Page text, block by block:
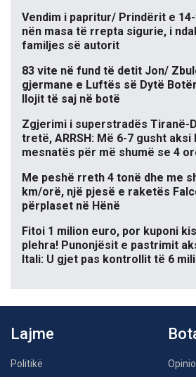
Vendim i papritur/ Prindërit e
nën masa të rrepta sigurie, i
familjes së autorit
83 vite në fund të detit Jon/
gjermane e Luftës së Dytë
llojit të saj në botë
Zgjerimi i superstradës Tiranë-
tretë, ARRSH: Më 6-7 gusht
mesnatës për më shumë se 4
Me peshë rreth 4 tonë dhe me
km/orë, një pjesë e raketës
përplaset në Hënë
Fitoi 1 milion euro, por kuponi
plehra! Punonjësit e pastrimit
Itali: U gjet pas kontrollit të 6
Lajme
Politikë